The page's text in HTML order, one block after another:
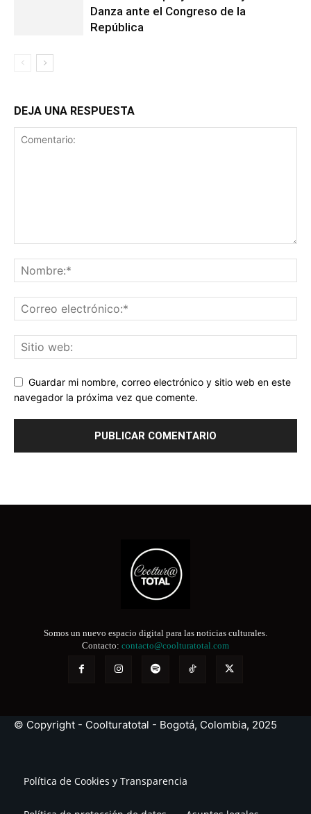
Danza ante el Congreso de la
República
DEJA UNA RESPUESTA
Guardar mi nombre, correo electrónico y sitio web en este
navegador la próxima vez que comente.
Somos un nuevo espacio digital para las noticias culturales.
Contacto: contacto@coolturatotal.com
© Copyright - Coolturatotal - Bogotá, Colombia, 2025
Política de Cookies y Transparencia